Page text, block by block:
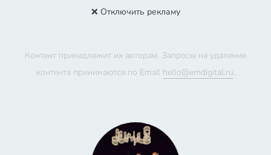
❌ Отключить рекламу
Контент принадлежит их авторам. Запросы на удаление
контента принимаются по Email hello@emdigital.ru.